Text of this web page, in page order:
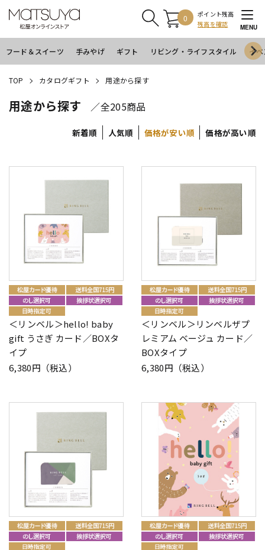
0
ポイント残高
残高を確認
MENU
フード＆スイーツ 手みやげ ギフト リビング・ライフスタイル イ
TOP カタログギフト 用途から探す
用途から探す ／全205商品
新着順 人気順 価格が安い順 価格が高い順
＜リンベル＞hello! baby
gift うさぎ カード／BOXタ
イプ
6,380円（税込）
＜リンベル＞リンベルザプ
レミアム ベージュ カード／
BOXタイプ
6,380円（税込）